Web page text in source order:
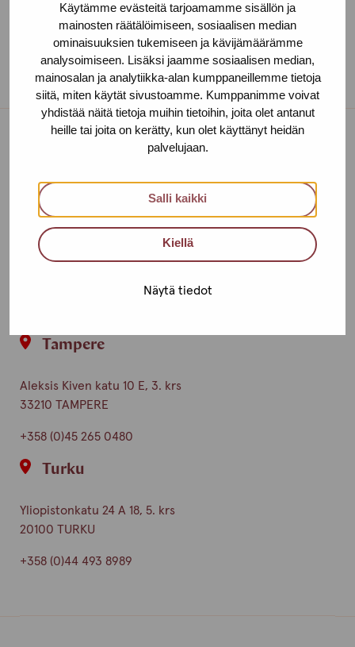
Käytämme evästeitä tarjoamamme sisällön ja
mainosten räätälöimiseen, sosiaalisen median
ominaisuuksien tukemiseen ja kävijämäärämme
analysoimiseen. Lisäksi jaamme sosiaalisen median,
mainosalan ja analytiikka-alan kumppaneillemme tietoja
siitä, miten käytät sivustoamme. Kumppanimme voivat
yhdistää näitä tietoja muihin tietoihin, joita olet antanut
heille tai joita on kerätty, kun olet käyttänyt heidän
palvelujaan.
Salli kaikki
Kiellä
Näytä tiedot
Ota yhteyttä
Helsinki
Urho Kekkosen katu 4-6 B, 5. krs
Tampere
Aleksis Kiven katu 10 E, 3. krs
33210 TAMPERE
+358 (0)45 265 0480
Turku
Yliopistonkatu 24 A 18, 5. krs
20100 TURKU
+358 (0)44 493 8989